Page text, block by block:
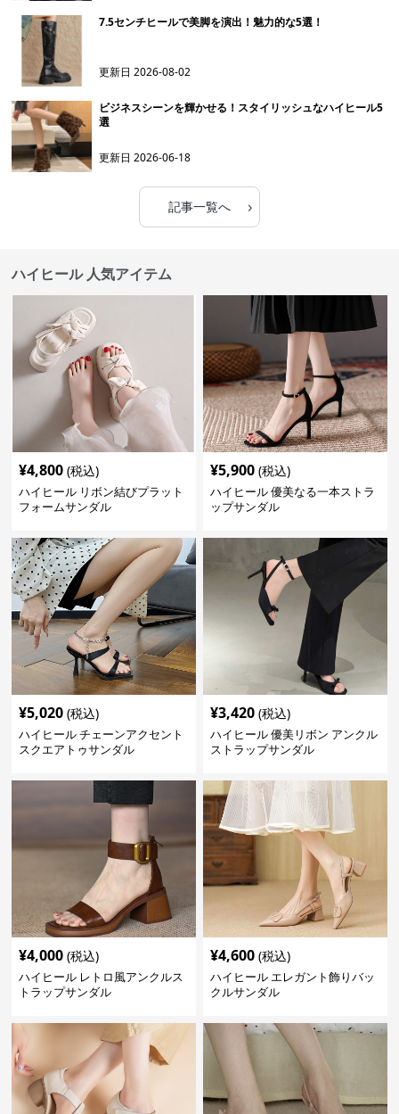
7.5センチヒールで美脚を演出！魅力的な5選！
更新日2026-08-02
ビジネスシーンを輝かせる！スタイリッシュなハイヒール5
選
更新日2026-06-18
記事一覧へ ›
ハイヒール 人気アイテム
¥4,800 (税込)
ハイヒール リボン結びプラット
フォームサンダル
¥5,900 (税込)
ハイヒール 優美なる一本ストラ
ップサンダル
¥5,020 (税込)
ハイヒール チェーンアクセント
スクエアトゥサンダル
¥3,420 (税込)
ハイヒール 優美リボン アンクル
ストラップサンダル
¥4,000 (税込)
ハイヒール レトロ風アンクルス
トラップサンダル
¥4,600 (税込)
ハイヒール エレガント飾りバッ
クルサンダル